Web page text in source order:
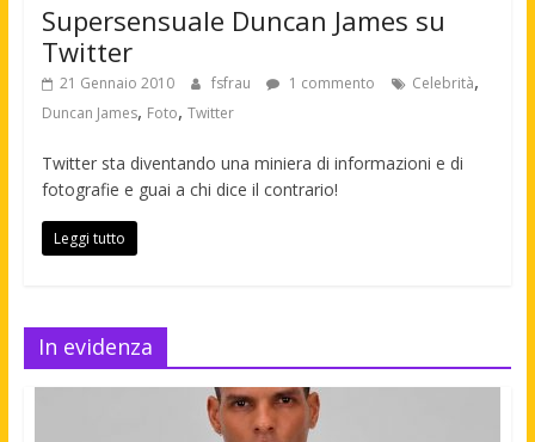
Supersensuale Duncan James su
Twitter
21 Gennaio 2010 fsfrau 1 commento Celebrità,
Duncan James, Foto, Twitter
Twitter sta diventando una miniera di informazioni e di
fotografie e guai a chi dice il contrario!
Leggi tutto
In evidenza